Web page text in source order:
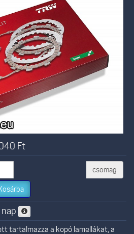
Ft
csomag
Kosárba
tartalmazza a kopó lamellákat, a